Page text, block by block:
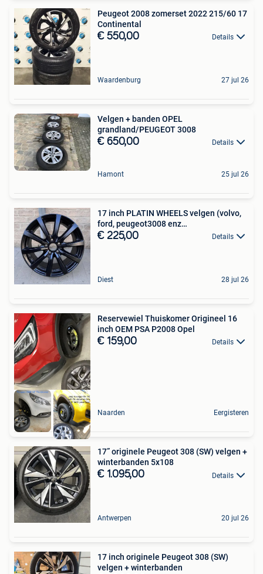
Peugeot 2008 zomerset 2022 215/60 17
Continental
€ 550,00 Details
Waardenburg 27 jul 26
Velgen + banden OPEL
grandland/PEUGEOT 3008
€ 650,00 Details
Hamont 25 jul 26
17 inch PLATIN WHEELS velgen (volvo,
ford, peugeot3008 enz…
€ 225,00 Details
Diest 28 jul 26
Reservewiel Thuiskomer Origineel 16
inch OEM PSA P2008 Opel
€ 159,00 Details
Naarden Eergisteren
17” originele Peugeot 308 (SW) velgen +
winterbanden 5x108
€ 1.095,00 Details
Antwerpen 20 jul 26
17 inch originele Peugeot 308 (SW)
velgen + winterbanden